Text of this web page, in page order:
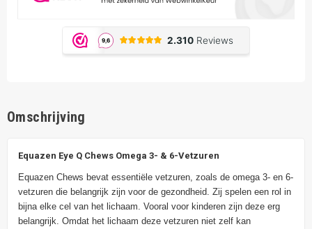
Omschrijving
Equazen Eye Q Chews Omega 3- & 6-Vetzuren
Equazen Chews bevat essentiële vetzuren, zoals de omega 3- en 6-
vetzuren die belangrijk zijn voor de gezondheid. Zij spelen een rol in
bijna elke cel van het lichaam. Vooral voor kinderen zijn deze erg
belangrijk. Omdat het lichaam deze vetzuren niet zelf kan